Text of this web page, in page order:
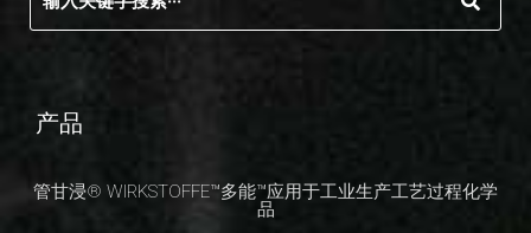
产品
管甘浸® WIRKSTOFFE™多能™应用于工业生产工艺过程化学
品